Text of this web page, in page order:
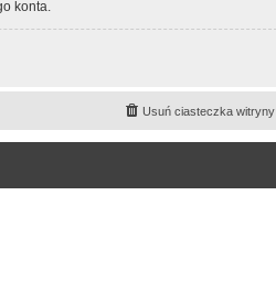
konta.
Usuń ciasteczka witryny